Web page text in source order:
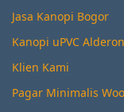
Jasa Kanopi Bogor
Kanopi uPVC Alderon
Klien Kami
Pagar Minimalis